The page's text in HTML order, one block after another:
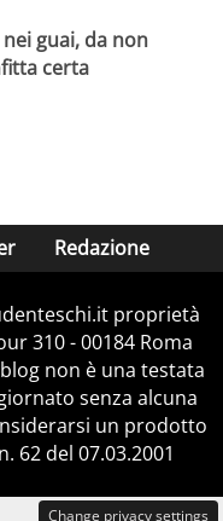
guai, da non
certa
Redazione
proprietà
310 - 00184 Roma
non è una testata
senza alcuna
un prodotto
62 del 07.03.2001
Change privacy settings